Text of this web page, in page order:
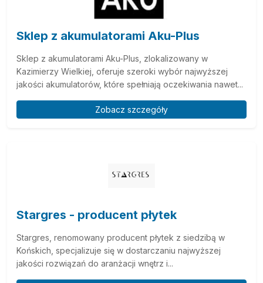
Sklep z akumulatorami Aku-Plus
Sklep z akumulatorami Aku-Plus, zlokalizowany w
Kazimierzy Wielkiej, oferuje szeroki wybór najwyższej
jakości akumulatorów, które spełniają oczekiwania nawet...
Zobacz szczegóły
Stargres - producent płytek
Stargres, renomowany producent płytek z siedzibą w
Końskich, specjalizuje się w dostarczaniu najwyższej
jakości rozwiązań do aranżacji wnętrz i...